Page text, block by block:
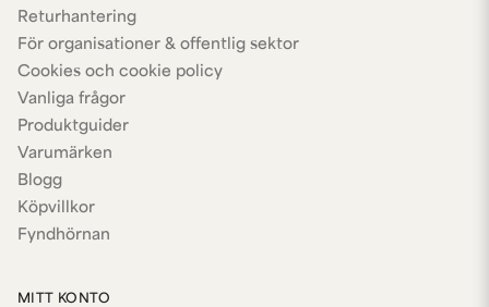
Returhantering
För organisationer & offentlig sektor
Cookies och cookie policy
Vanliga frågor
Produktguider
Varumärken
Blogg
Köpvillkor
Fyndhörnan
MITT KONTO